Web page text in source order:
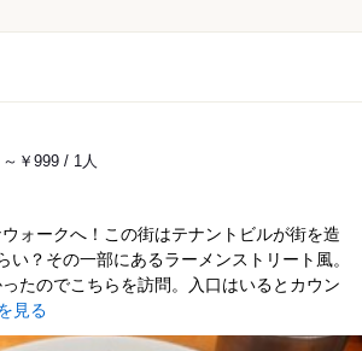
～￥999 / 1人
ォークへ！この街はテナントビルが街を造
い？その一部にあるラーメンストリート風。
たのでこちらを訪問。入口はいるとカウン
見る